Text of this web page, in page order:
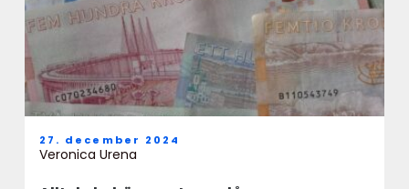
27. december 2024
Veronica Urena